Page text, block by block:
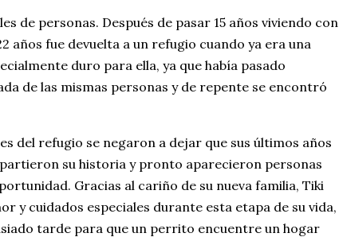
de personas. Después de pasar 15 años viviendo con
años fue devuelta a un refugio cuando ya era una
duro para ella, ya que había pasado
de las mismas personas y de repente se encontró
del refugio se negaron a dejar que sus últimos años
su historia y pronto aparecieron personas
Gracias al cariño de su nueva familia, Tiki
y cuidados especiales durante esta etapa de su vida,
tarde para que un perrito encuentre un hogar